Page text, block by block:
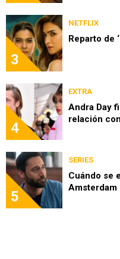
3
NETFLIX
Reparto de
4
EXTRA
Andra Day
relación
5
SERIES
Cuándo se
Amsterdam